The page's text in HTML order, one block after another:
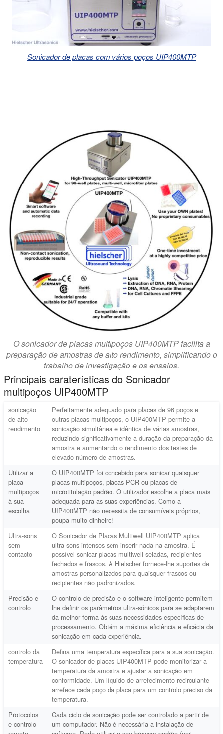
Sonicador de placas com vários poços UIP400MTP
O sonicador de placas multipoços UIP400MTP facilita a
preparação de amostras de alto rendimento, simplificando o
trabalho de investigação e os ensaios.
Principais caraterísticas do Sonicador
multipoços UIP400MTP
sonicação
de alto
rendimento
Perfeitamente adequado para placas de 96 poços e
outras placas multipoços, o UIP400MTP permite a
sonicação simultânea e idêntica de várias amostras,
reduzindo significativamente a duração da preparação da
amostra e aumentando o rendimento dos testes de
elevado número de amostras.
Utilizar a
placa
multipoços
à sua
escolha
O UIP400MTP foi concebido para sonicar quaisquer
placas multipoços, placas PCR ou placas de
microtitulação padrão. O utilizador escolhe a placa mais
adequada para as suas experiências. Como a
UIP400MTP não necessita de consumíveis próprios,
poupa muito dinheiro!
Ultra-sons
sem
contacto
O Sonicador de Placas Multiwell UIP400MTP aplica
ultra-sons intensos sem inserir nada na amostra. É
possível sonicar placas multiwell seladas, recipientes
fechados e frascos. A Hielscher fornece-lhe suportes de
amostras personalizados para quaisquer frascos ou
recipientes não padronizados.
Precisão e
controlo
O controlo de precisão e o software inteligente permitem-
lhe definir os parâmetros ultra-sónicos para se adaptarem
da melhor forma às suas necessidades específicas de
processamento. Obtém a máxima eficiência e eficácia da
sonicação em cada experiência.
controlo da
temperatura
Defina uma temperatura específica para a sua sonicação.
O sonicador de placas UIP400MTP pode monitorizar a
temperatura da amostra e ajustar a sonicação em
conformidade. Um líquido de arrefecimento recirculante
arrefece cada poço da placa para um controlo preciso da
temperatura.
Protocolos
e controlo
Cada ciclo de sonicação pode ser controlado a partir de
um computador. Não é necessária a instalação de